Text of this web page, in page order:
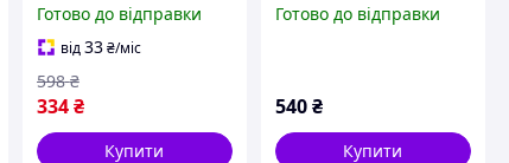
кращих ножів для
кухні, Нержавіючий
Готово до відправки
від33 ₴/міс
334 ₴
598 ₴
Купити
приготування їжі
Готово до відправки
540₴
Купити